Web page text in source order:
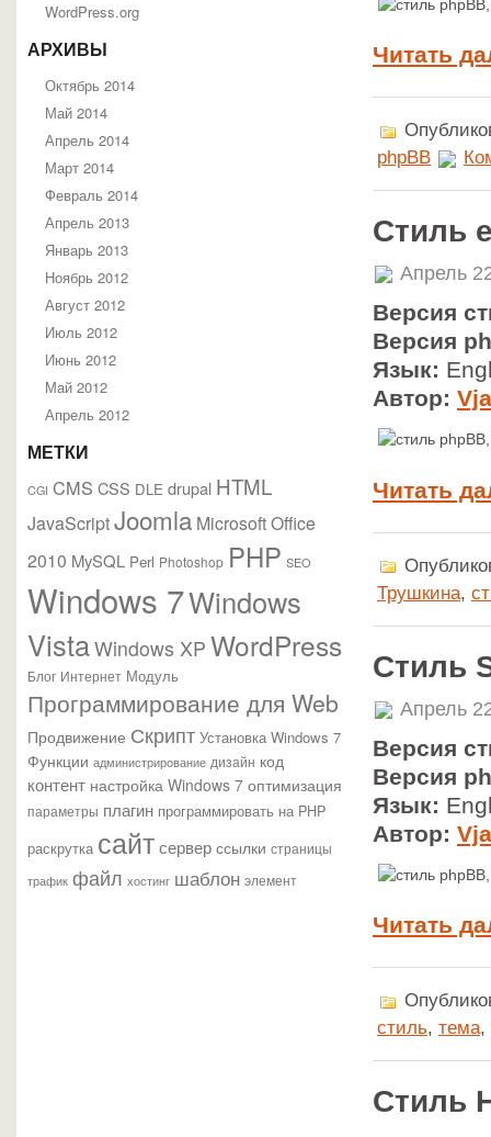
WordPress.org
АРХИВЫ
Октябрь 2014
Май 2014
Апрель 2014
Март 2014
Февраль 2014
Апрель 2013
Январь 2013
Ноябрь 2012
Август 2012
Июль 2012
Июнь 2012
Май 2012
Апрель 2012
МЕТКИ
CGI CMS CSS DLE drupal HTML
JavaScriptJoomla Microsoft Office
2010 MySQL Perl Photoshop PHP SEO
Windows 7Windows
VistaWindows XP WordPress
Блог Интернет Модуль
Программирование для Web
Продвижение Скрипт Установка Windows 7
Функции администрирование дизайн код
контент настройка Windows 7 оптимизация
параметры плагин программировать на PHP
раскрутка сайтсервер ссылки страницы
трафик файл хостинг шаблон элемент
Читать
phpBB
Стиль
Апрель
Версия
Версия
Язык:
Автор:
Читать
Трушкина,
Стиль
Апрель
Версия
Версия
Язык:
Автор:
Читать
стиль, тема,
Стиль